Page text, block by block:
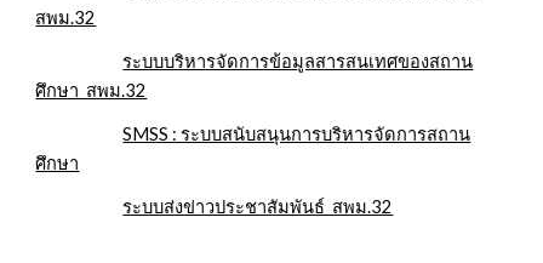
สพม.32
ระบบบริหารจัดการข้อมูลสารสนเทศของสถาน
ศึกษา  สพม.32
SMSS : ระบบสนับสนุนการบริหารจัดการสถาน
ศึกษา
ระบบส่งข่าวประชาสัมพันธ์  สพม.32